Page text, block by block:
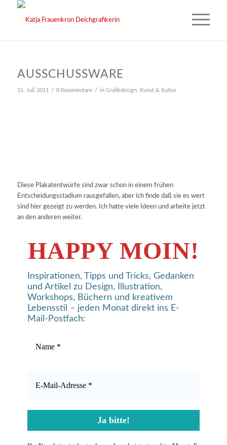
AUSSCHUSSWARE
15. Juli 2011 / 0 Kommentare / in Grafikdesign, Kunst & Kultur
Diese Plakatentwürfe sind zwar schon in einem frühen
Entscheidungsstadium rausgefallen, aber ich finde daß sie es wert
sind hier gezeigt zu werden. Ich hatte viele Ideen und arbeite jetzt
an den anderen weiter.
HAPPY MOIN!
Inspirationen, Tipps und Tricks, Gedanken
und Artikel zu Design, Illustration,
Workshops, Büchern und kreativem
Lebensstil – jeden Monat direkt ins E-
Mail-Postfach: